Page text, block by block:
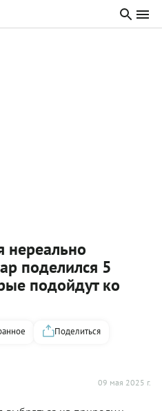
нереально
поделился 5
подойдут ко
09 мая 2025 г.
Поделиться